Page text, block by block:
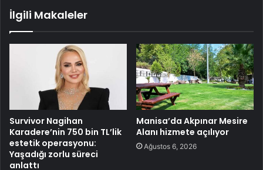
İlgili Makaleler
Survivor Nagihan
Karadere’nin 750 bin TL’lik
estetik operasyonu:
Yaşadığı zorlu süreci
anlattı
Manisa’da Akpınar Mesire
Alanı hizmete açılıyor
Ağustos 6, 2026